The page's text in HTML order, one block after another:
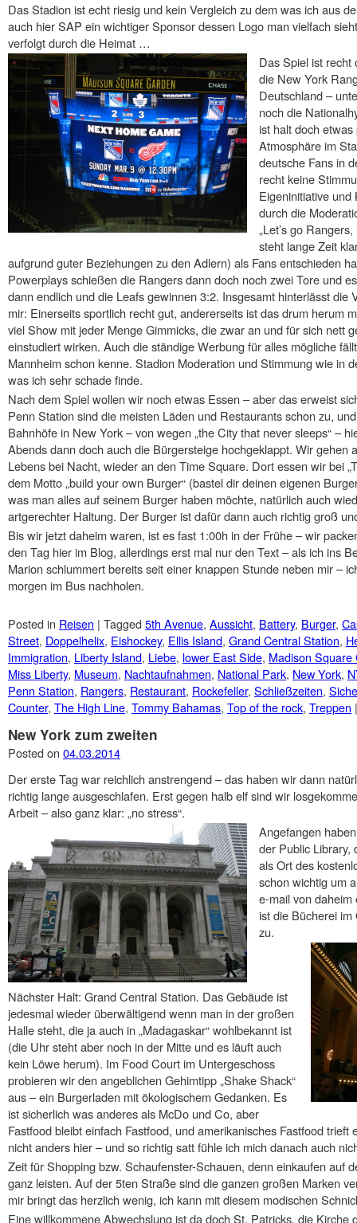
Das Stadion ist echt riesig und kein Vergleich zu dem was ich aus
auch hier SAP ein wichtiger Sponsor dessen Logo man vielfach
verfolgt durch die Heimat …
Das Spiel ist recht
die New York
Deutschland –
noch die
ist halt doch
Atmosphäre im
deutsche Fans in
recht keine
Eigeninitiative
durch die
„Let’s go
steht lange Zeit
aufgrund guter Beziehungen zu den Adlern) als Fans entschieden
Powerplays schießen die Rangers dann doch noch zwei Tore und
dann endlich und die Leafs gewinnen 3:2. Insgesamt hinterlässt die
mir: Einerseits sportlich recht gut, andererseits ist das drum herum
viel Show mit jeder Menge Gimmicks, die zwar an und für sich nett
einstudiert wirken. Auch die ständige Werbung für alles mögliche
Mannheim schon kenne. Stadion Moderation und Stimmung wie in
was ich sehr schade finde.
Nach dem Spiel wollen wir noch etwas Essen – aber das erweist
Penn Station sind die meisten Läden und Restaurants schon zu,
Bahnhöfe in New York – von wegen „the City that never sleeps“ –
Abends dann doch auch die Bürgersteige hochgeklappt. Wir gehen
Lebens bei Nacht, wieder an den Time Square. Dort essen wir bei
dem Motto „build your own Burger“ (bastel dir deinen eigenen
was man alles auf seinem Burger haben möchte, natürlich auch
artgerechter Haltung. Der Burger ist dafür dann auch richtig groß
Bis wir jetzt daheim waren, ist es fast 1:00h in der Frühe – wir
den Tag hier im Blog, allerdings erst mal nur den Text – als ich ins
Marion schlummert bereits seit einer knappen Stunde neben mir –
morgen im Bus nachholen.
Posted in Reisen | Tagged 5th Avenue, Aussicht, Battery, Burger,
Street, Doppelhelix, Eishockey, Ellis Island, Grand Central Station,
Immigration, Liberty Island, Liebe, lower East Side, Madison Square
Miss Liberty, Museum, Nachtaufnahmen, National Park, New York,
Penn Station, Rangers, Restaurant, Rockefeller, Schließzeiten,
Counter, The High Line, Tommy Bahamas, Top of the rock, Treppen |
New York zum zweiten
Posted on 04.03.2014
Der erste Tag war reichlich anstrengend – das haben wir dann
richtig lange ausgeschlafen. Erst gegen halb elf sind wir
Arbeit – also ganz klar: „no stress“.
Angefangen
der Public Library,
als Ort des
schon wichtig um
e-mail von
ist die Bücherei
zu.
Nächster Halt: Grand Central Station. Das Gebäude ist
jedesmal wieder überwältigend wenn man in der großen
Halle steht, die ja auch in „Madagaskar“ wohlbekannt ist
(die Uhr steht aber noch in der Mitte und es läuft auch
kein Löwe herum). Im Food Court im Untergeschoss
probieren wir den angeblichen Gehimtipp „Shake Shack“
aus – ein Burgerladen mit ökologischem Gedanken. Es
ist sicherlich was anderes als McDo und Co, aber
Fastfood bleibt einfach Fastfood, und amerikanisches Fastfood
nicht anders hier – und so richtig satt fühle ich mich danach auch
Zeit für Shopping bzw. Schaufenster-Schauen, denn einkaufen auf
ganz leisten. Auf der 5ten Straße sind die ganzen großen Marken
mir bringt das herzlich wenig, ich kann mit diesem modischen
Eine willkommene Abwechslung ist da doch St. Patricks, die Kirche